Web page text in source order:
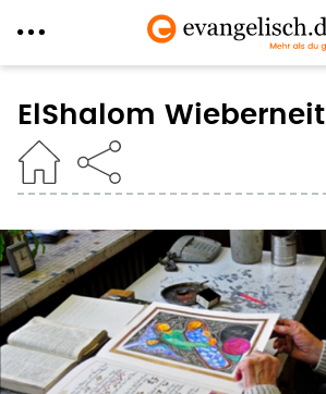
zum
Inhalt
ElShalom Wieberneit